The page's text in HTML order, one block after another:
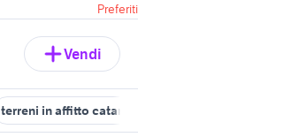
Preferiti
Vendi
terreni in affitto catania